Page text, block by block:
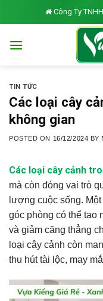
to
Công Ty
TIN TỨC
Các loại cây
không gian
POSTED ON 16/12/2024 BY
Các loại cây cảnh
mà còn đóng vai trò
lượng cuộc sống.
góc phòng có thể tạo
và giảm căng thẳng
loại cây cảnh còn
thu hút tài lộc, may